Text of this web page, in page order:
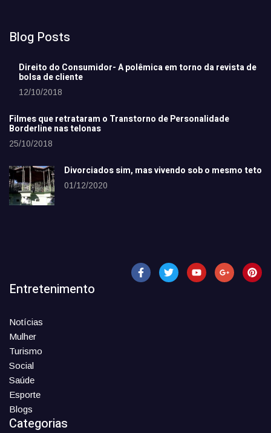
Blog Posts
Direito do Consumidor- A polêmica em torno da revista de
bolsa de cliente
12/10/2018
Filmes que retrataram o Transtorno de Personalidade
Borderline nas telonas
25/10/2018
Divorciados sim, mas vivendo sob o mesmo teto
01/12/2020
Entretenimento
Notícias
Mulher
Turismo
Social
Saúde
Esporte
Blogs
Categorias